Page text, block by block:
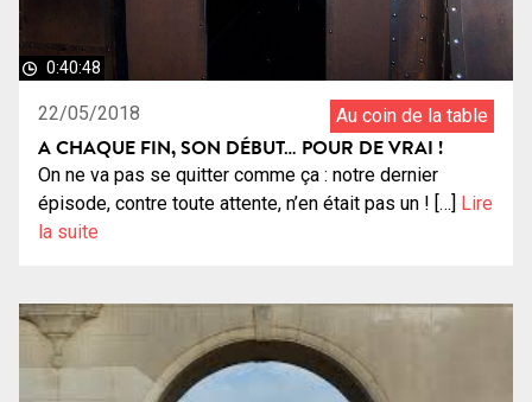
0:40:48
22/05/2018 Au coin de la table
A CHAQUE FIN, SON DÉBUT… POUR DE VRAI !
On ne va pas se quitter comme ça : notre dernier
épisode, contre toute attente, n’en était pas un ! […] Lire
la suite